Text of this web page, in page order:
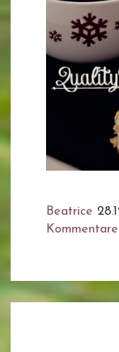
Beatrice
Kommentare